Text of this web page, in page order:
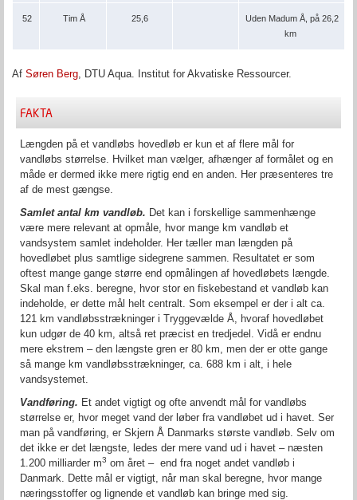
52 Tim Å 25,6
Uden Madum Å, på 26,2
km
Af Søren Berg , DTU Aqua. Institut for Akvatiske Ressourcer.
FAKTA
Længden på et vandløbs hovedløb er kun et af flere mål for
vandløbs størrelse. Hvilket man vælger, afhænger af formålet og en
måde er dermed ikke mere rigtig end en anden. Her præsenteres tre
af de mest gængse.
Samlet antal km vandløb. Det kan i forskellige sammenhænge
være mere relevant at opmåle, hvor mange km vandløb et
vandsystem samlet indeholder. Her tæller man længden på
hovedløbet plus samtlige sidegrene sammen. Resultatet er som
oftest mange gange større end opmålingen af hovedløbets længde.
Skal man f.eks. beregne, hvor stor en fiskebestand et vandløb kan
indeholde, er dette mål helt centralt. Som eksempel er der i alt ca.
121 km vandløbsstrækninger i Tryggevælde Å, hvoraf hovedløbet
kun udgør de 40 km, altså ret præcist en tredjedel. Vidå er endnu
mere ekstrem – den længste gren er 80 km, men der er otte gange
så mange km vandløbsstrækninger, ca. 688 km i alt, i hele
vandsystemet.
Vandføring. Et andet vigtigt og ofte anvendt mål for vandløbs
størrelse er, hvor meget vand der løber fra vandløbet ud i havet. Ser
man på vandføring, er Skjern Å Danmarks største vandløb. Selv om
det ikke er det længste, ledes der mere vand ud i havet – næsten
1.200 milliarder m3 om året – end fra noget andet vandløb i
Danmark. Dette mål er vigtigt, når man skal beregne, hvor mange
næringsstoffer og lignende et vandløb kan bringe med sig.